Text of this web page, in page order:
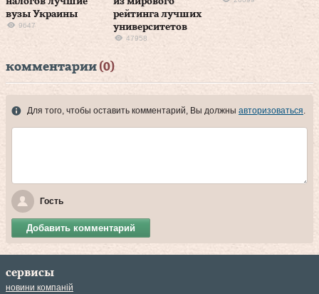
вузы Украины
9647
рейтинга лучших
университетов
47958
комментарии (0)
Для того, чтобы оставить комментарий, Вы должны авторизоваться.
Гость
Добавить комментарий
сервисы
новини компаній